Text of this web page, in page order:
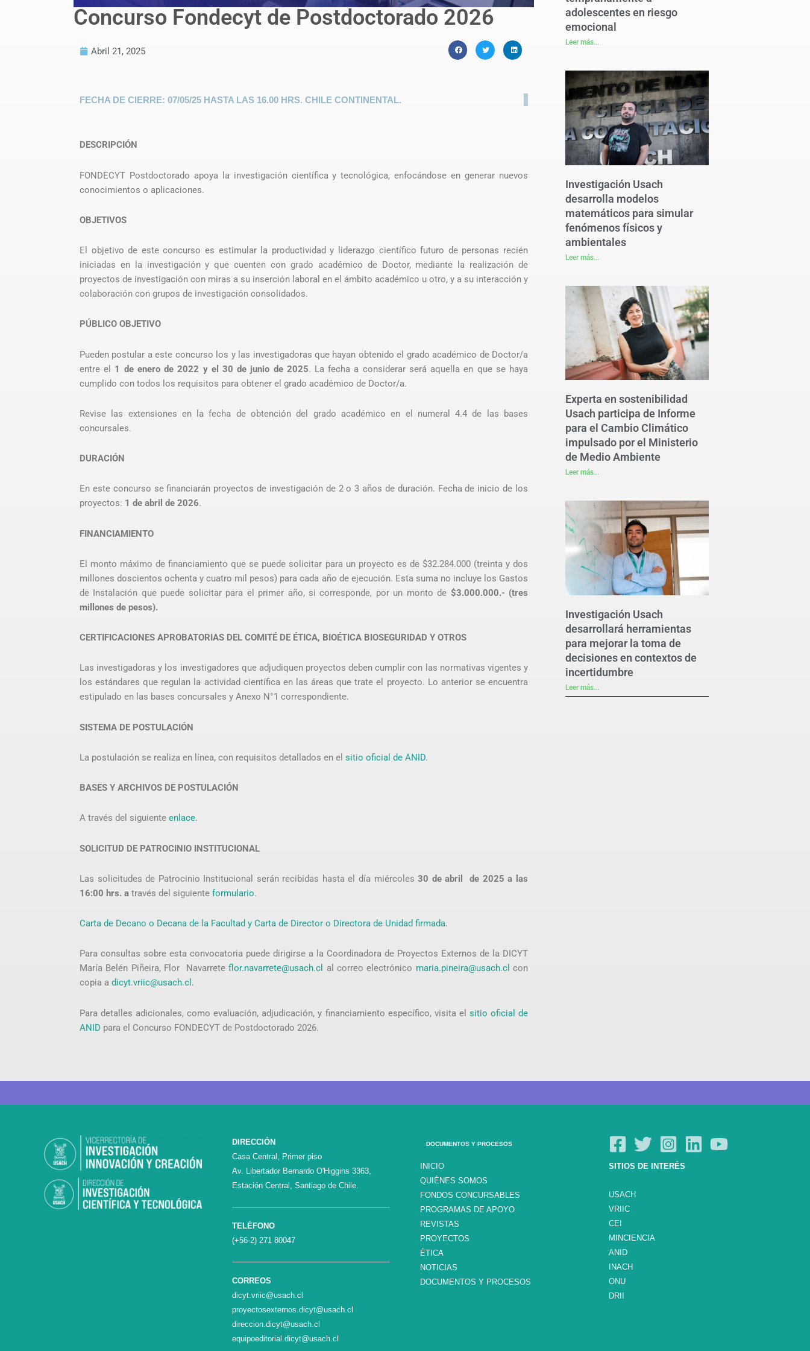
Concurso Fondecyt de Postdoctorado 2026
Abril 21, 2025
FECHA DE CIERRE: 07/05/25 HASTA LAS 16.00 HRS. CHILE CONTINENTAL.
DESCRIPCIÓN
FONDECYT Postdoctorado apoya la investigación científica y tecnológica, enfocándose en generar nuevos
conocimientos o aplicaciones.
OBJETIVOS
El objetivo de este concurso es estimular la productividad y liderazgo científico futuro de personas recién
iniciadas en la investigación y que cuenten con grado académico de Doctor, mediante la realización de
proyectos de investigación con miras a su inserción laboral en el ámbito académico u otro, y a su interacción y
colaboración con grupos de investigación consolidados.
PÚBLICO OBJETIVO
Pueden postular a este concurso los y las investigadoras que hayan obtenido el grado académico de Doctor/a
entre el 1 de enero de 2022 y el 30 de junio de 2025. La fecha a considerar será aquella en que se haya
cumplido con todos los requisitos para obtener el grado académico de Doctor/a.
Revise las extensiones en la fecha de obtención del grado académico en el numeral 4.4 de las bases
concursales.
DURACIÓN
En este concurso se financiarán proyectos de investigación de 2 o 3 años de duración. Fecha de inicio de los
proyectos: 1 de abril de 2026.
FINANCIAMIENTO
El monto máximo de financiamiento que se puede solicitar para un proyecto es de $32.284.000 (treinta y dos
millones doscientos ochenta y cuatro mil pesos) para cada año de ejecución. Esta suma no incluye los Gastos
de Instalación que puede solicitar para el primer año, si corresponde, por un monto de $3.000.000.- (tres
millones de pesos).
CERTIFICACIONES APROBATORIAS DEL COMITÉ DE ÉTICA, BIOÉTICA BIOSEGURIDAD Y OTROS
Las investigadoras y los investigadores que adjudiquen proyectos deben cumplir con las normativas vigentes y
los estándares que regulan la actividad científica en las áreas que trate el proyecto. Lo anterior se encuentra
estipulado en las bases concursales y Anexo N°1 correspondiente.
SISTEMA DE POSTULACIÓN
La postulación se realiza en línea, con requisitos detallados en el sitio oficial de ANID.
BASES Y ARCHIVOS DE POSTULACIÓN
A través del siguiente enlace.
SOLICITUD DE PATROCINIO INSTITUCIONAL
Las solicitudes de Patrocinio Institucional serán recibidas hasta el día miércoles30 de abril de 2025 a las
16:00 hrs. a través del siguiente formulario.
Carta de Decano o Decana de la Facultad y Carta de Director o Directora de Unidad firmada.
Para consultas sobre esta convocatoria puede dirigirse a la Coordinadora de Proyectos Externos de la DICYT
María Belén Piñeira, Flor Navarreteflor.navarrete@usach.cl al correo electrónico maria.pineira@usach.cl con
copia a dicyt.vriic@usach.cl.
Para detalles adicionales, como evaluación, adjudicación, y financiamiento específico, visita el sitio oficial de
ANID para el Concurso FONDECYT de Postdoctorado 2026.
adolescentes en riesgo
emocional
Leer más...
Investigación Usach
desarrolla modelos
matemáticos para simular
fenómenos físicos y
ambientales
Leer más...
Experta en sostenibilidad
Usach participa de Informe
para el Cambio Climático
impulsado por el Ministerio
de Medio Ambiente
Leer más...
Investigación Usach
desarrollará herramientas
para mejorar la toma de
decisiones en contextos de
incertidumbre
Leer más...
DIRECCIÓN
Casa Central, Primer piso
Av. Libertador Bernardo O'Higgins 3363,
Estación Central, Santiago de Chile.
TELÉFONO
(+56-2) 271 80047
CORREOS
dicyt.vriic@usach.cl
proyectosexternos.dicyt@usach.cl
direccion.dicyt@usach.cl
equipoeditorial.dicyt@usach.cl
DOCUMENTOS Y PROCESOS
INICIO
QUIÉNES SOMOS
FONDOS CONCURSABLES
PROGRAMAS DE APOYO
REVISTAS
PROYECTOS
ÉTICA
NOTICIAS
DOCUMENTOS Y PROCESOS
SITIOS DE INTERÉS
USACH
VRIIC
CEI
MINCIENCIA
ANID
INACH
ONU
DRII